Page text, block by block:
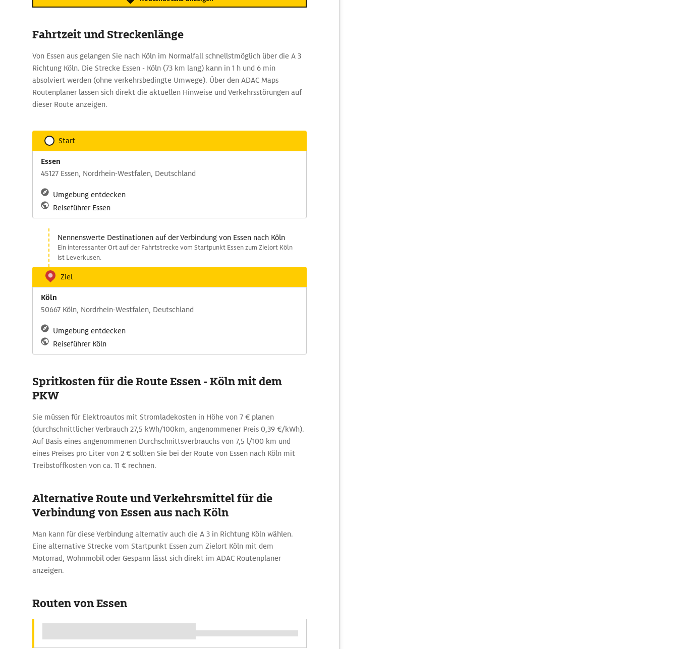
Fahrtzeit und Streckenlänge
Von Essen aus gelangen Sie nach Köln im Normalfall schnellstmöglich über die A 3
Richtung Köln. Die Strecke Essen - Köln (73 km lang) kann in 1 h und 6 min
absolviert werden (ohne verkehrsbedingte Umwege). Über den ADAC Maps
Routenplaner lassen sich direkt die aktuellen Hinweise und Verkehrsstörungen auf
dieser Route anzeigen.
Start
Essen
45127 Essen, Nordrhein-Westfalen, Deutschland
Umgebung entdecken
Reiseführer Essen
Nennenswerte Destinationen auf der Verbindung von Essen nach Köln
Ein interessanter Ort auf der Fahrtstrecke vom Startpunkt Essen zum Zielort Köln
ist Leverkusen.
Ziel
Köln
50667 Köln, Nordrhein-Westfalen, Deutschland
Umgebung entdecken
Reiseführer Köln
Spritkosten für die Route Essen - Köln mit dem
PKW
Sie müssen für Elektroautos mit Stromladekosten in Höhe von 7 € planen
(durchschnittlicher Verbrauch 27,5 kWh/100km, angenommener Preis 0,39 €/kWh).
Auf Basis eines angenommenen Durchschnittsverbrauchs von 7,5 l/100 km und
eines Preises pro Liter von 2 € sollten Sie bei der Route von Essen nach Köln mit
Treibstoffkosten von ca. 11 € rechnen.
Alternative Route und Verkehrsmittel für die
Verbindung von Essen aus nach Köln
Man kann für diese Verbindung alternativ auch die A 3 in Richtung Köln wählen.
Eine alternative Strecke vom Startpunkt Essen zum Zielort Köln mit dem
Motorrad, Wohnmobil oder Gespann lässt sich direkt im ADAC Routenplaner
anzeigen.
Routen von Essen